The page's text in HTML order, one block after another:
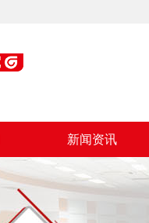
新闻资讯